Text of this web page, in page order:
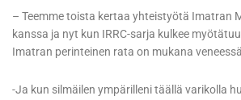
– Teemme toista kertaa yhteistyötä Imatran
kanssa ja nyt kun IRRC-sarja kulkee
Imatran perinteinen rata on mukana
-Ja kun silmäilen ympärilleni täällä varikolla